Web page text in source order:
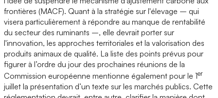
frontières (MACF). Quant à la stratégie sur l'élevage – qui
visera particulièrement à répondre au manque de rentabilité
du secteur des ruminants –, elle devrait porter sur
l'innovation, les approches territoriales et la valorisation des
produits animaux de qualité. La liste des points prévus pour
figurer à l’ordre du jour des prochaines réunions de la
Commission européenne mentionne également pour le 1er
juillet la présentation d’un texte sur les marchés publics. Cette